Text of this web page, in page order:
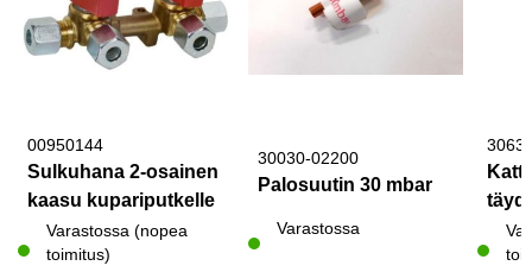
00950144
Sulkuhana 2-osainen
kaasu kupariputkelle
Varastossa (nopea
toimitus)
30030-02200
Palosuutin 30 mbar
Varastossa